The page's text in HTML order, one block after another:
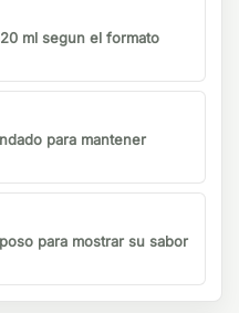
ml segun el formato
para mantener
para mostrar su sabor